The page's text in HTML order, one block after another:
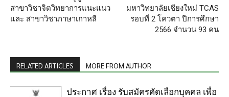
สาขาวิชาจิตวิทยาการแนะแนว
และ สาขาวิชาภาษาเกาหลี
มหาวิทยาลัยเชียงใหม่ TCAS
รอบที่ 2 โควตา ปีการศึกษา
2566 จำนวน 93 คน
RELATED ARTICLES MORE FROM AUTHOR
ประกาศ เรื่อง รับสมัครคัดเลือกบุคคล เพื่อ